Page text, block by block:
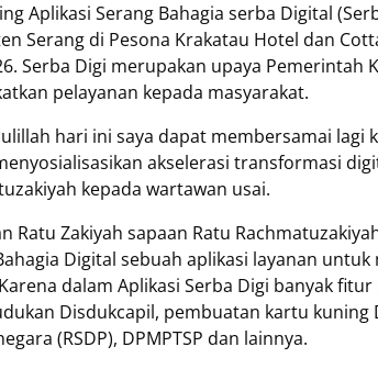
Aplikasi Serang Bahagia serba Digital
Serang di Pesona Krakatau Hotel dan
Serba Digi merupakan upaya Pemerintah
pelayanan kepada masyarakat.
hari ini saya dapat membersamai lagi
akselerasi transformasi
kepada wartawan usai.
Ratu Zakiyah sapaan Ratu
Digital sebuah aplikasi layanan
dalam Aplikasi Serba Digi banyak
Disdukcapil, pembuatan kartu
(RSDP), DPMPTSP dan lainnya.